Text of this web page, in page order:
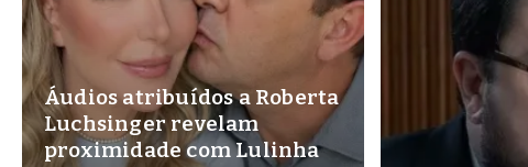
Áudios atribuídos a Roberta
Luchsinger revelam
proximidade com Lulinha